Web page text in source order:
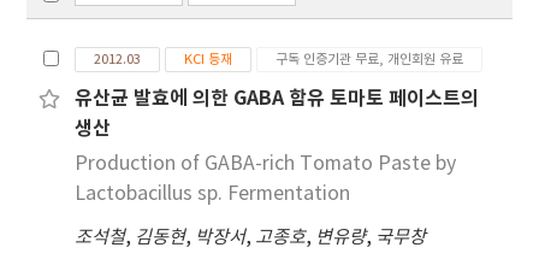
2012.03 KCI 등재 구독 인증기관 무료, 개인회원 유료
유산균 발효에 의한 GABA 함유 토마토 페이스트의
생산
Production of GABA-rich Tomato Paste by
Lactobacillus sp. Fermentation
조석철, 김동현, 박장서, 고종호, 변유량, 국무창